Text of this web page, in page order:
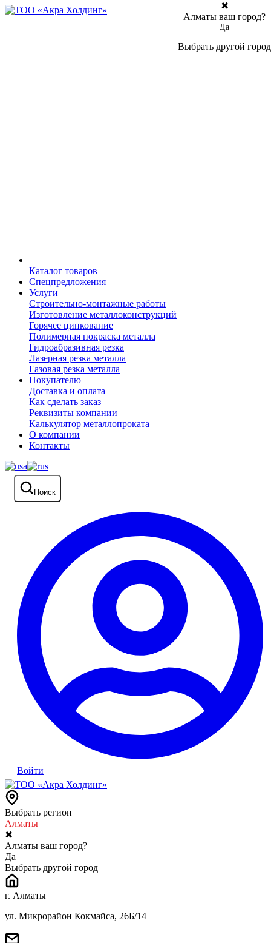
Каталог товаров
Спецпредложения
Услуги
Строительно-монтажные работы
Изготовление металлоконструкций
Горячее цинкование
Полимерная покраска металла
Гидроабразивная резка
Лазерная резка металла
Газовая резка металла
Покупателю
Доставка и оплата
Как сделать заказ
Реквизиты компании
Калькулятор металлопроката
О компании
Контакты
Поиск
Войти
Выбрать регион
Алматы
✖
Алматы ваш город?
Да
Выбрать другой город
г. Алматы
ул. Микрорайон Кокмайса, 26Б/14
✖
Алматы ваш город?
Да
Выбрать другой город